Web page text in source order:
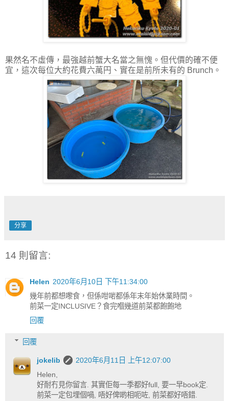
果然名不虛傳，最強越前蟹大名當之無愧。但代價的確不便
宜，這次每位大約花費六萬円、實在是前所未有的 Brunch。
分享
14 則留言:
Helen 2020年6月10日 下午11:34:00
幾年前都想嚟食，但係咁啱都係年末年始休業時間。
前菜一定INCLUSIVE？食完嗰幾道前菜都飽飽地
回覆
回覆
jokelib
2020年6月11日 上午12:07:00
Helen,
好耐冇見你留言. 其實佢每一季都好full, 要一早book定.
前菜一定包埋個喎, 唔好俾啲相呃咗, 前菜都好唔錯.